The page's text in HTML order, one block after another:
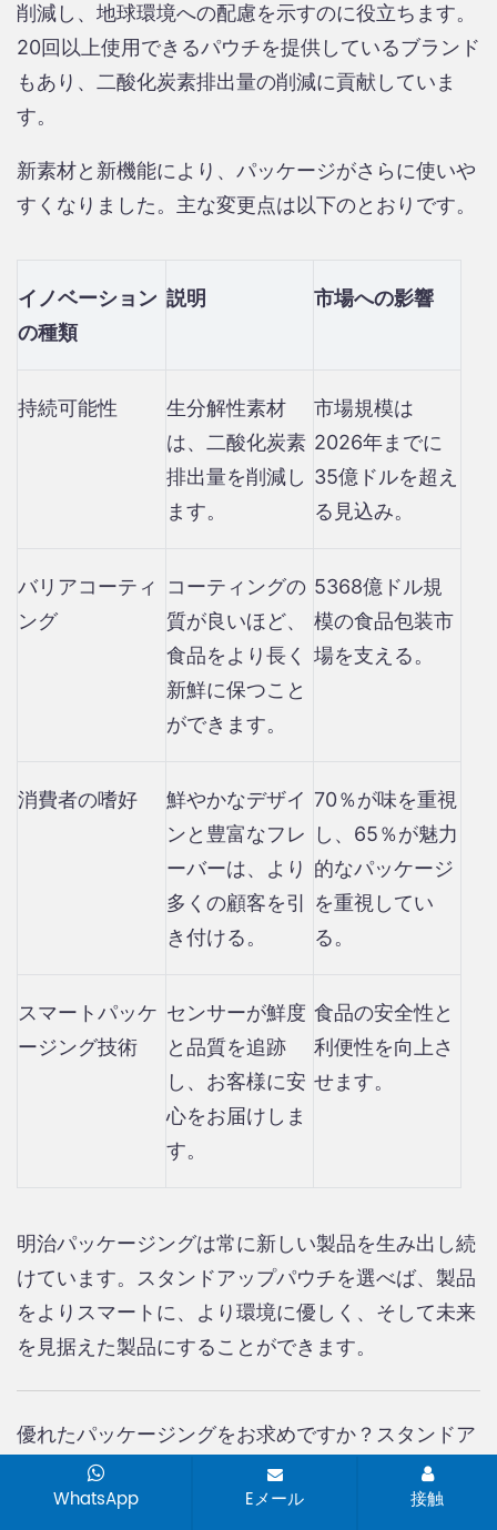
削減し、地球環境への配慮を示すのに役立ちます。
20回以上使用できるパウチを提供しているブランド
もあり、二酸化炭素排出量の削減に貢献していま
す。
新素材と新機能により、パッケージがさらに使いや
すくなりました。主な変更点は以下のとおりです。
イノベーション
の種類
説明 市場への影響
持続可能性
生分解性素材
は、二酸化炭素
排出量を削減し
ます。
市場規模は
2026年までに
35億ドルを超え
る見込み。
バリアコーティ
ング
コーティングの
質が良いほど、
食品をより長く
新鮮に保つこと
ができます。
5368億ドル規
模の食品包装市
場を支える。
消費者の嗜好
鮮やかなデザイ
ンと豊富なフレ
ーバーは、より
多くの顧客を引
き付ける。
70％が味を重視
し、65％が魅力
的なパッケージ
を重視してい
る。
スマートパッケ
ージング技術
センサーが鮮度
と品質を追跡
し、お客様に安
心をお届けしま
す。
食品の安全性と
利便性を向上さ
せます。
明治パッケージングは​​常に新しい製品を生み出し続
けています。スタンドアップパウチを選べば、製品
をよりスマートに、より環境に優しく、そして未来
を見据えた製品にすることができます。
優れたパッケージングをお求めですか？スタンドア
ップパウチはコスト削減に貢献し、製品を安全に保
管できるだけでなく、環境にも配慮した選択肢とな
WhatsApp Eメール 接触